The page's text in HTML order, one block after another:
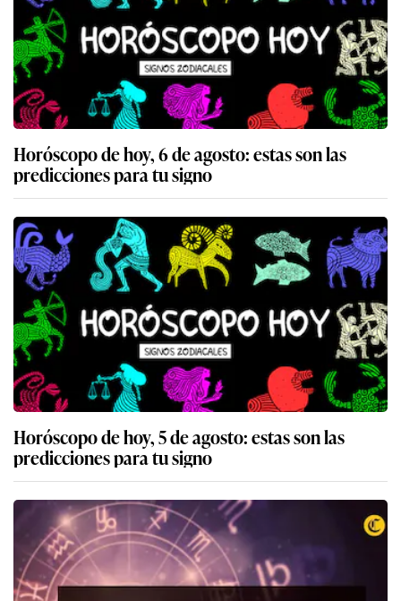
Horóscopo de hoy, 6 de agosto: estas son las
predicciones para tu signo
Horóscopo de hoy, 5 de agosto: estas son las
predicciones para tu signo